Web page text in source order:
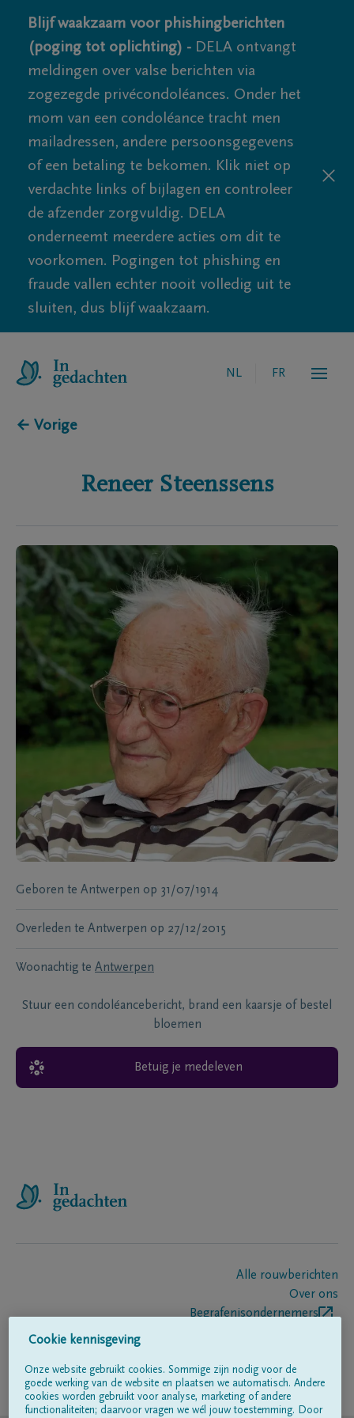
Blijf waakzaam voor phishingberichten
(poging tot oplichting) - DELA ontvangt
meldingen over valse berichten via
zogezegde privécondoléances. Onder het
mom van een condoléance tracht men
mailadressen, andere persoonsgegevens
of een betaling te bekomen. Klik niet op
verdachte links of bijlagen en controleer
de afzender zorgvuldig. DELA
onderneemt meerdere acties om dit te
voorkomen. Pogingen tot phishing en
fraude vallen echter nooit volledig uit te
sluiten, dus blijf waakzaam.
NL FR
← Vorige
Reneer Steenssens
Geboren te Antwerpen op 31/07/1914
Overleden te Antwerpen op 27/12/2015
Woonachtig te Antwerpen
Stuur een condoléancebericht, brand een kaarsje of bestel
bloemen
Betuig je medeleven
Alle rouwberichten
Over ons
Begrafenisondernemers
Volg ons op
Cookie kennisgeving
Onze website gebruikt cookies. Sommige zijn nodig voor de
goede werking van de website en plaatsen we automatisch. Andere
cookies worden gebruikt voor analyse, marketing of andere
functionaliteiten; daarvoor vragen we wél jouw toestemming. Door